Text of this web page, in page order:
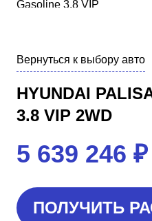
Вернуться к выбору авто
HYUNDAI
3.8 VIP 2WD
5 639 246 ₽
ПОЛУЧИТЬ